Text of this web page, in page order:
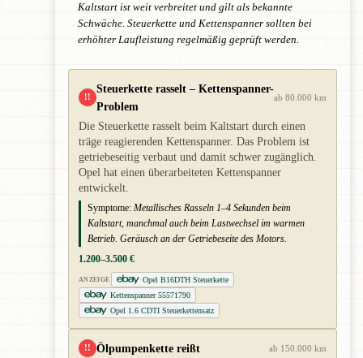
Kaltstart ist weit verbreitet und gilt als bekannte
Schwäche. Steuerkette und Kettenspanner sollten bei
erhöhter Laufleistung regelmäßig geprüft werden.
!!
Steuerkette rasselt – Kettenspanner-
Problem
ab 80.000 km
Die Steuerkette rasselt beim Kaltstart durch einen
träge reagierenden Kettenspanner. Das Problem ist
getriebeseitig verbaut und damit schwer zugänglich.
Opel hat einen überarbeiteten Kettenspanner
entwickelt.
Symptome: Metallisches Rasseln 1–4 Sekunden beim
Kaltstart, manchmal auch beim Lastwechsel im warmen
Betrieb. Geräusch an der Getriebeseite des Motors.
1.200–3.500 €
ANZEIGE
Opel B16DTH Steuerkette
Kettenspanner 55571790
Opel 1.6 CDTI Steuerkettensatz
!! Ölpumpenkette reißt ab 150.000 km